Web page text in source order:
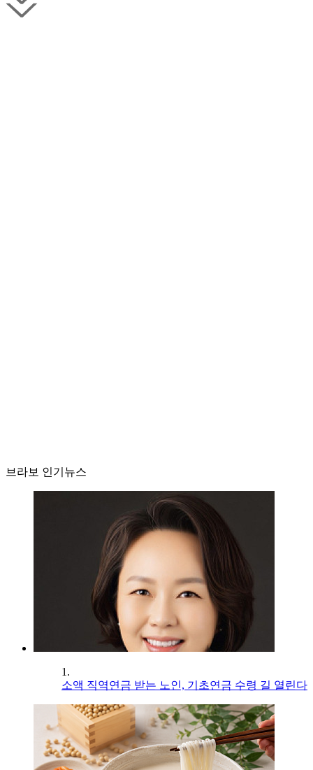
브라보 인기뉴스
1.
소액 직역연금 받는 노인, 기초연금 수령 길 열린다